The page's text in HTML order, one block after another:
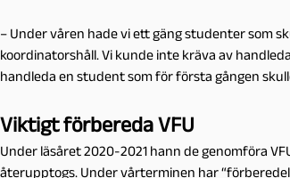
– Under våren hade vi ett gäng studenter som
koordinatorshåll. Vi kunde inte kräva av
handleda en student som för första gången
Viktigt förbereda VFU
Under läsåret 2020-2021 hann de genomföra
återupptogs. Under vårterminen har